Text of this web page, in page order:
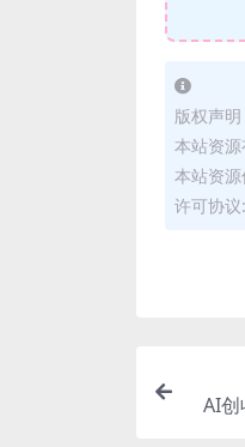
版权声
本站资
本站资
许可协议:
AI